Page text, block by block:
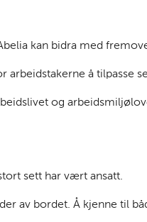
kan bidra med
å tilpasse
og
sett har vært ansatt.
av bordet. Å kjenne til